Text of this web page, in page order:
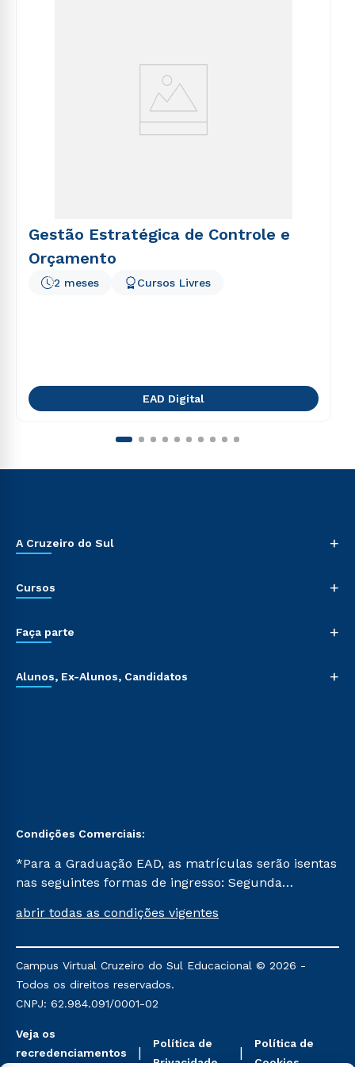
Gestão Estratégica de Controle e
Orçamento
2 meses Cursos Livres
EAD Digital
A Cruzeiro do Sul +
Cursos +
Faça parte +
Alunos, Ex-Alunos, Candidatos +
Condições Comerciais:
*Para a Graduação EAD, as matrículas serão isentas
nas seguintes formas de ingresso: Segunda
Já para as demais, a taxa de matrícula será de R$
mencionadas são referentes aos cursos: Ensino
Religioso, Geografia para a Docência e Metodologia
do Ensino de História: Questões Atuais.
abrir todas as condições vigentes
Campus Virtual Cruzeiro do Sul Educacional © 2026 -
Todos os direitos reservados.
CNPJ: 62.984.091/0001-02
Veja os
recredenciamentos
Política de
Privacidade
Política de
Cookies